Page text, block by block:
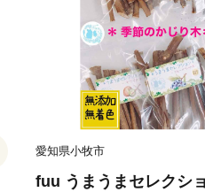
愛知県小牧市
fuu うまうまセレクシ